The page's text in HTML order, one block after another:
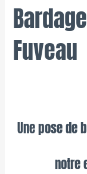
Fuveau
Une pose de
notre